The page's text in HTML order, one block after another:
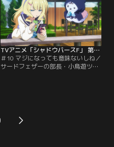
わしたフォースウィンドの部長・母
嶋フワリに手当てをされる。自宅に
戻ってもイライラが収まらず、気晴
らしに…。
TVアニメ「シャドウバースF」 第10話
＃10 マジになっても意味ないしね／
サードフェザーの部長・小鳥遊ツバ
サだが、逆に挑発的な言葉を向けら
れ、言葉を詰まらせてしまう。ツバ